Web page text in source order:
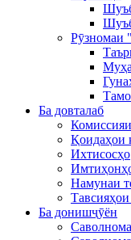
Рӯзномаи
Ба довталаб
Қоидаҳои
Ихтисосҳо
Намунаи
Ба донишҷӯён